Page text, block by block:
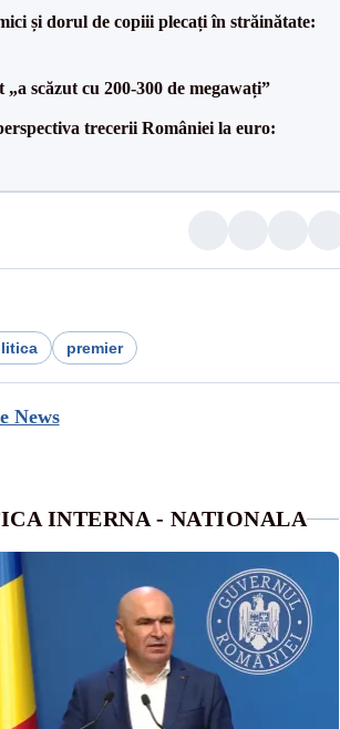
și dorul de copiii plecați în străinătate:
scăzut cu 200-300 de megawați”
trecerii României la euro:
premier
News
INTERNA - NATIONALA